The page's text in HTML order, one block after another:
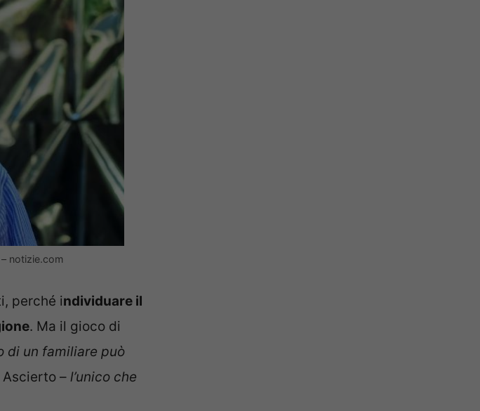
notizie.com
perché individuare il
. Ma il gioco di
di un familiare può
– l’unico che